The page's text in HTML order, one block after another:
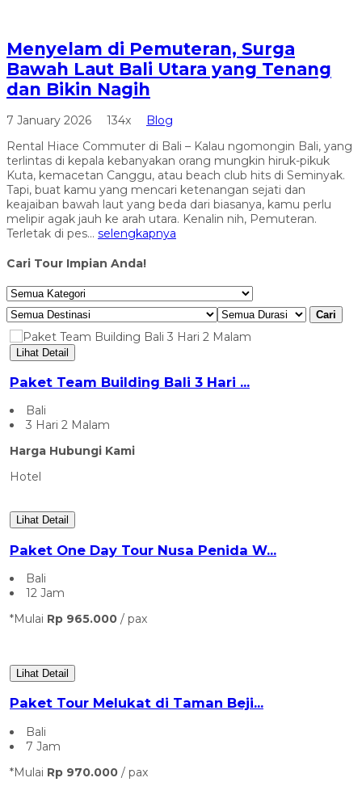
Menyelam di Pemuteran, Surga
Bawah Laut Bali Utara yang Tenang
dan Bikin Nagih
7 January 2026 134x
Blog
Rental Hiace Commuter di Bali – Kalau ngomongin Bali, yang
terlintas di kepala kebanyakan orang mungkin hiruk-pikuk
Kuta, kemacetan Canggu, atau beach club hits di Seminyak.
Tapi, buat kamu yang mencari ketenangan sejati dan
keajaiban bawah laut yang beda dari biasanya, kamu perlu
melipir agak jauh ke arah utara. Kenalin nih, Pemuteran.
Terletak di pes... selengkapnya
Cari Tour Impian Anda!
Cari